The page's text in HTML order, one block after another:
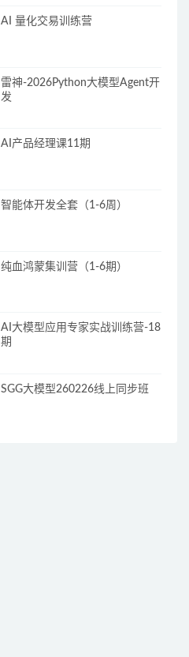
AI 量化交易训练营
雷神-2026Python大模型Agent开
发
AI产品经理课11期
智能体开发全套（1-6周）
纯血鸿蒙集训营（1-6期）
AI大模型应用专家实战训练营-18
期
SGG大模型260226线上同步班